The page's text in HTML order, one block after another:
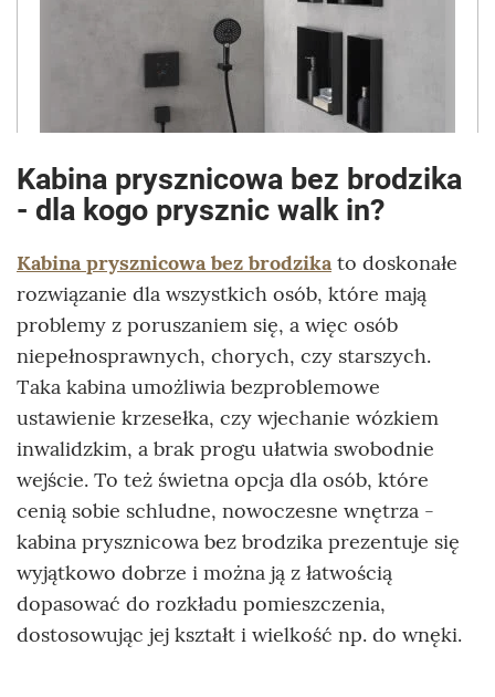
Kabina prysznicowa bez brodzika
- dla kogo prysznic walk in?
Kabina prysznicowa bez brodzikato doskonałe
rozwiązanie dla wszystkich osób, które mają
problemy z poruszaniem się, a więc osób
niepełnosprawnych, chorych, czy starszych.
Taka kabina umożliwia bezproblemowe
ustawienie krzesełka, czy wjechanie wózkiem
inwalidzkim, a brak progu ułatwia swobodnie
wejście. To też świetna opcja dla osób, które
cenią sobie schludne, nowoczesne wnętrza -
kabina prysznicowa bez brodzika prezentuje się
wyjątkowo dobrze i można ją z łatwością
dopasować do rozkładu pomieszczenia,
dostosowując jej kształt i wielkość np. do wnęki.